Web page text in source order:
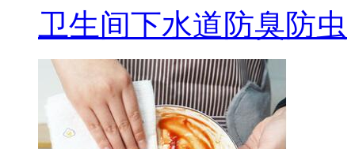
卫生间下水道防臭防虫